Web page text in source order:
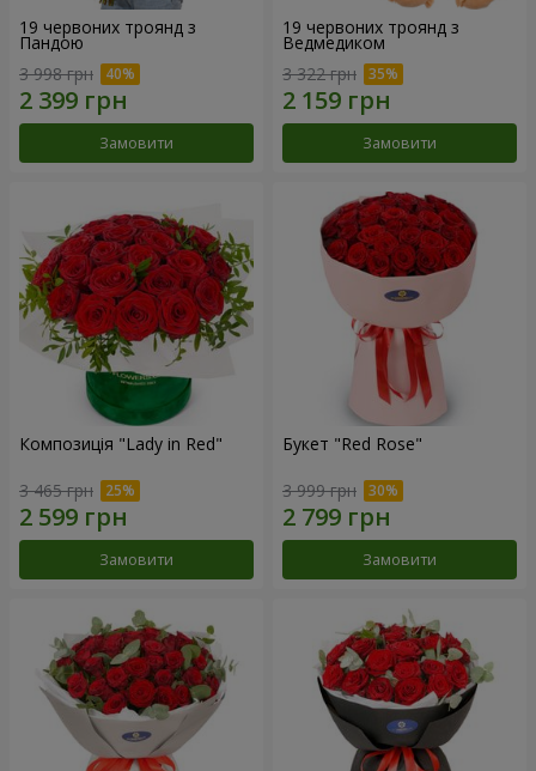
19 червоних троянд з
Пандою
3 998 грн
Замовити
19 червоних троянд з
Ведмедиком
3 322 грн
Замовити
Композиція "Lady in Red"
3 465 грн
Замовити
Букет "Red Rose"
3 999 грн
Замовити